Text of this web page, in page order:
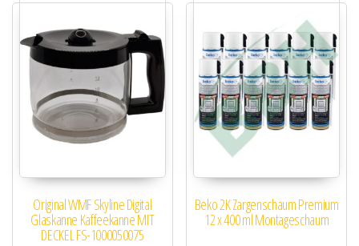
Original WMF Skyline Digital
Glaskanne Kaffeekanne MIT
DECKEL FS-1000050075
Beko 2K Zargenschaum Premium
12 x 400 ml Montageschaum